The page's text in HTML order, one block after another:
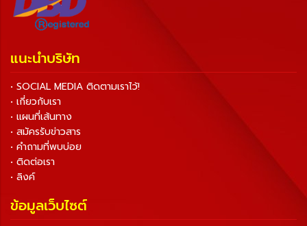
แนะนำบริษัท
• SOCIAL MEDIA ติดตามเราไว้!
• เกี่ยวกับเรา
• แผนที่เส้นทาง
• สมัครรับข่าวสาร
• คำถามที่พบบ่อย
• ติดต่อเรา
• ลิงค์
ข้อมูลเว็บไซต์